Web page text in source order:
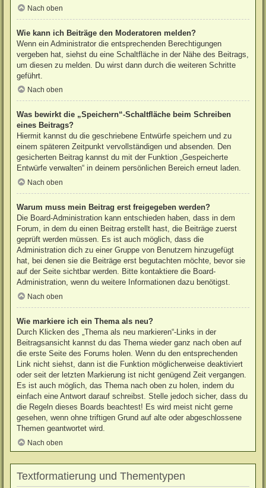
Nach oben
Wie kann ich Beiträge den Moderatoren melden?
Wenn ein Administrator die entsprechenden Berechtigungen
vergeben hat, siehst du eine Schaltfläche in der Nähe des Beitrags,
um diesen zu melden. Du wirst dann durch die weiteren Schritte
geführt.
Nach oben
Was bewirkt die „Speichern“-Schaltfläche beim Schreiben
eines Beitrags?
Hiermit kannst du die geschriebene Entwürfe speichern und zu
einem späteren Zeitpunkt vervollständigen und absenden. Den
gesicherten Beitrag kannst du mit der Funktion „Gespeicherte
Entwürfe verwalten“ in deinem persönlichen Bereich erneut laden.
Nach oben
Warum muss mein Beitrag erst freigegeben werden?
Die Board-Administration kann entschieden haben, dass in dem
Forum, in dem du einen Beitrag erstellt hast, die Beiträge zuerst
geprüft werden müssen. Es ist auch möglich, dass die
Administration dich zu einer Gruppe von Benutzern hinzugefügt
hat, bei denen sie die Beiträge erst begutachten möchte, bevor sie
auf der Seite sichtbar werden. Bitte kontaktiere die Board-
Administration, wenn du weitere Informationen dazu benötigst.
Nach oben
Wie markiere ich ein Thema als neu?
Durch Klicken des „Thema als neu markieren“-Links in der
Beitragsansicht kannst du das Thema wieder ganz nach oben auf
die erste Seite des Forums holen. Wenn du den entsprechenden
Link nicht siehst, dann ist die Funktion möglicherweise deaktiviert
oder seit der letzten Markierung ist nicht genügend Zeit vergangen.
Es ist auch möglich, das Thema nach oben zu holen, indem du
einfach eine Antwort darauf schreibst. Stelle jedoch sicher, dass du
die Regeln dieses Boards beachtest! Es wird meist nicht gerne
gesehen, wenn ohne triftigen Grund auf alte oder abgeschlossene
Themen geantwortet wird.
Nach oben
Textformatierung und Thementypen